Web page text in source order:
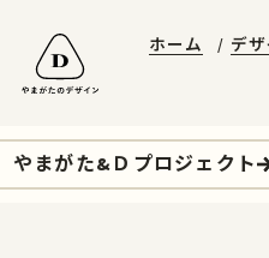
山形エクセレントデザイン
受賞ギャラリー
ホーム デ
やまがた&Ｄプロジェクト